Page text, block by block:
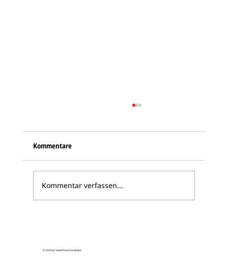
Realität werden
Kommentare
Kommentar verfassen...
© 2025 by Swiss Peace Karabakh